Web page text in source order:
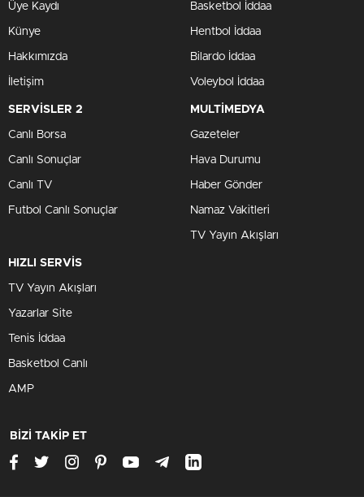
Üye Kaydı
Künye
Hakkımızda
İletişim
Basketbol İddaa
Hentbol İddaa
Bilardo İddaa
Voleybol İddaa
SERVİSLER 2
Canlı Borsa
Canlı Sonuçlar
Canlı TV
Futbol Canlı Sonuçlar
MULTİMEDYA
Gazeteler
Hava Durumu
Haber Gönder
Namaz Vakitleri
TV Yayın Akışları
HIZLI SERVİS
TV Yayın Akışları
Yazarlar Site
Tenis İddaa
Basketbol Canlı
AMP
BİZİ TAKİP ET